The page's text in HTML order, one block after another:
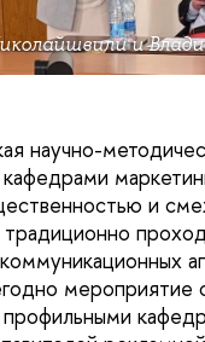
и
научно-
и
традиционно
мероприятие